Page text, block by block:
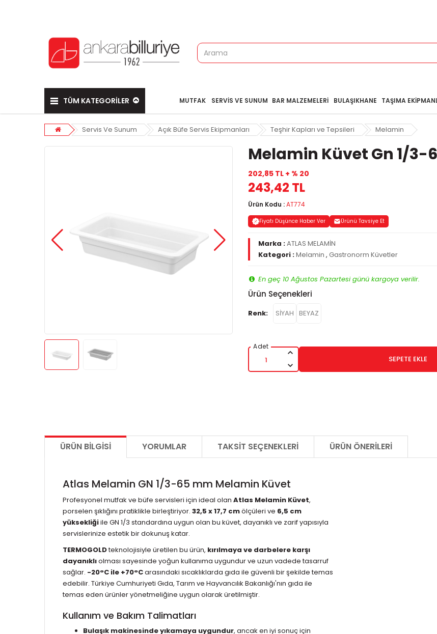
TÜM KATEGORİLER MUTFAK SERVIS VE SUNUM BAR MALZEMELERI BULAŞIKHANE TAŞIMA
Servis Ve Sunum Açık Büfe Servis Ekipmanları Teşhir Kapları ve Tepsileri Melamin
Melamin Küvet Gn 1/3-
202,85 TL + % 20
243,42 TL
Ürün Kodu :AT774
Fiyatı Düşünce Haber Ver Ürünü Tavsiye Et
Marka :ATLAS MELAMİN
Kategori :Melamin , Gastronorm Küvetler
En geç 10 Ağustos Pazartesi günü kargoya verilir.
Ürün Seçenekleri
Renk: SİYAH BEYAZ
SEPETE EKLE
ÜRÜN BILGISI YORUMLAR TAKSIT SEÇENEKLERI ÜRÜN ÖNERILERI
Atlas Melamin GN 1/3-65 mm Melamin Küvet
Profesyonel mutfak ve büfe servisleri için ideal olan Atlas Melamin Küvet,
porselen şıklığını pratiklikle birleştiriyor. 32,5 x 17,7 cmölçüleri ve 6,5 cm
yüksekliğiile GN 1/3 standardına uygun olan bu küvet, dayanıklı ve zarif yapısıyla
servislerinize estetik bir dokunuş katar.
TERMOGOLDteknolojisiyle üretilen bu ürün, kırılmaya ve darbelere karşı
dayanıklıolması sayesinde yoğun kullanıma uygundur ve uzun vadede tasarruf
sağlar. -20°C ile +70°Carasındaki sıcaklıklarda gıda ile güvenli bir şekilde temas
edebilir. Türkiye Cumhuriyeti Gıda, Tarım ve Hayvancılık Bakanlığı'nın gıda ile
temas eden ürünler yönetmeliğine uygun olarak üretilmiştir.
Kullanım ve Bakım Talimatları
Bulaşık makinesinde yıkamaya uygundur, ancak en iyi sonuç için